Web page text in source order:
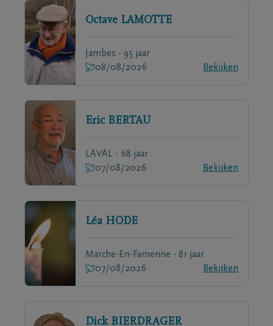
Octave LAMOTTE
Jambes - 95 jaar
08/08/2026
Bekijken
Eric BERTAU
LAVAL - 68 jaar
07/08/2026
Bekijken
Léa HODE
Marche-En-Famenne - 81 jaar
07/08/2026
Bekijken
Dick BIERDRAGER